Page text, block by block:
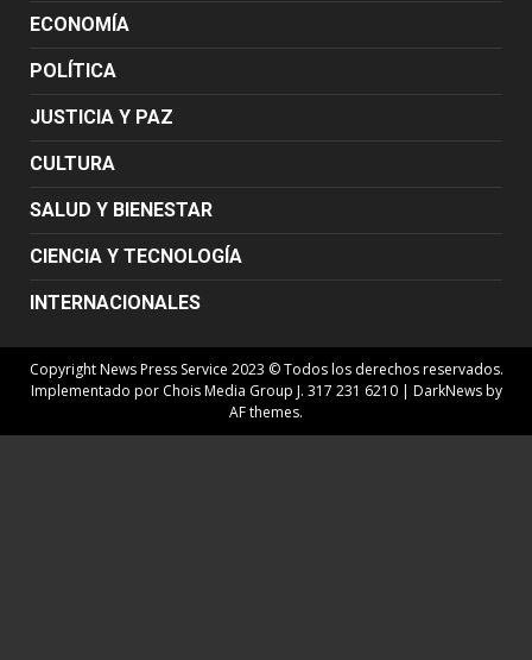
ECONOMÍA
POLÍTICA
JUSTICIA Y PAZ
CULTURA
SALUD Y BIENESTAR
CIENCIA Y TECNOLOGÍA
INTERNACIONALES
Copyright News Press Service 2023 © Todos los derechos reservados.
Implementado por Chois Media Group J. 317 231 6210 | DarkNewsby
AF themes.